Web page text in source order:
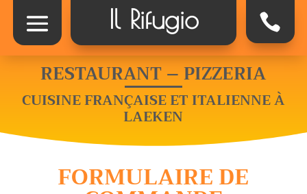
Il Rifugio
RESTAURANT – PIZZERIA
CUISINE FRANÇAISE ET ITALIENNE À
LAEKEN
FORMULAIRE DE